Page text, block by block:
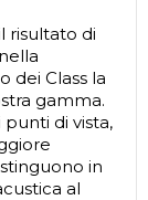
risultato di
dei Class la
gamma.
di vista,
in
al